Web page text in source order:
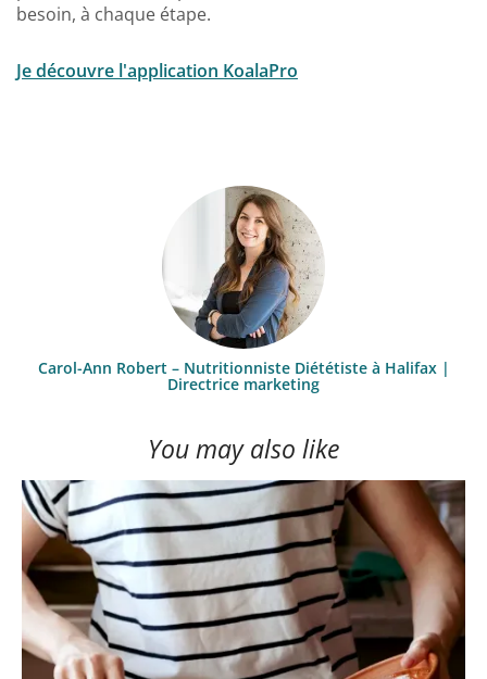
besoin, à chaque étape.
Je découvre l'application KoalaPro
Carol-Ann Robert – Nutritionniste Diététiste à Halifax |
Directrice marketing
You may also like